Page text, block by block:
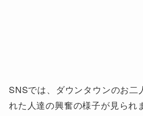
SNSでは、ダウンタウンのお二
れた人達の興奮の様子が見られ